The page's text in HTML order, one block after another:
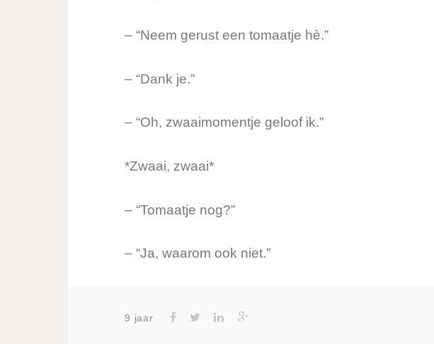
– “Neem gerust een tomaatje hè.”
– “Dank je.”
– “Oh, zwaaimomentje geloof ik.”
*Zwaai, zwaai*
– “Tomaatje nog?”
– “Ja, waarom ook niet.”
9 jaar